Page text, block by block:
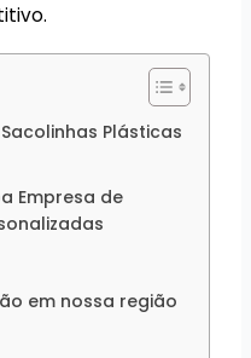
Plásticas
Empresa de
em nossa região